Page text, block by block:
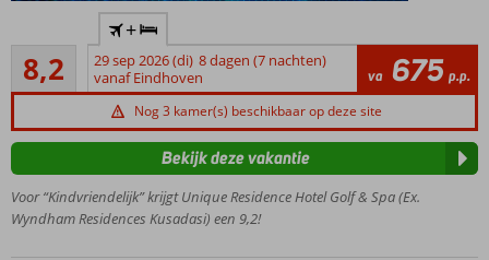
zwembaden
&
kinderbaden
met
glijbanen
Ruime
en luxe
kamers
8,2
Zeer goed
9
beoordelingen
+
29 sep 2026 (di) 8 dagen (7 nachten)
vanaf Eindhoven
va 675 p.p.
Nog 3 kamer(s) beschikbaar op deze site
Voor “Kindvriendelijk” krijgt Unique Residence Hotel Golf & Spa (Ex.
Wyndham Residences Kusadasi) een 9,2!
Bekijk deze vakantie